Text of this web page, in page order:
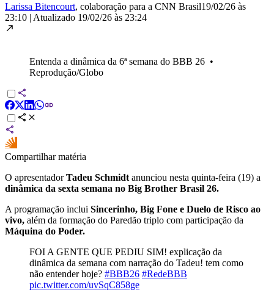
Larissa Bitencourt, colaboração para a CNN Brasil19/02/26 às
23:10 | Atualizado 19/02/26 às 23:24
Entenda a dinâmica da 6ª semana do BBB 26 •
Reprodução/Globo
Compartilhar matéria
O apresentadorTadeu Schmidt anunciou nesta quinta-feira (19) a
dinâmica da sexta semana no Big Brother Brasil 26.
A programação inclui Sincerinho, Big Fone e Duelo de Risco ao
vivo, além da formação do Paredão triplo com participação da
Máquina do Poder.
FOI A GENTE QUE PEDIU SIM! explicação da
dinâmica da semana com narração do Tadeu! tem como
não entender hoje? #BBB26 #RedeBBB
pic.twitter.com/uvSqC858ge